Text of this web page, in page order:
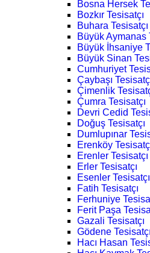
Bosna Hersek
Bozkır Tesisatçı
Buhara Tesisatçı
Büyük Aymanas
Büyük İhsaniye
Büyük Sinan
Cumhuriyet
Çaybaşı
Çimenlik
Çumra Tesisatçı
Devri Cedid
Doğuş Tesisatçı
Dumlupınar
Erenköy
Erenler Tesisatçı
Erler Tesisatçı
Esenler Tesisatçı
Fatih Tesisatçı
Ferhuniye
Ferit Paşa
Gazali Tesisatçı
Gödene Tesisatçı
Hacı Hasan